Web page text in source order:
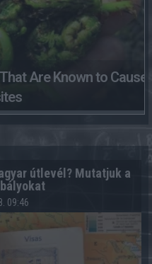
Are Known to Cause
útlevél? Mutatjuk a
09:46